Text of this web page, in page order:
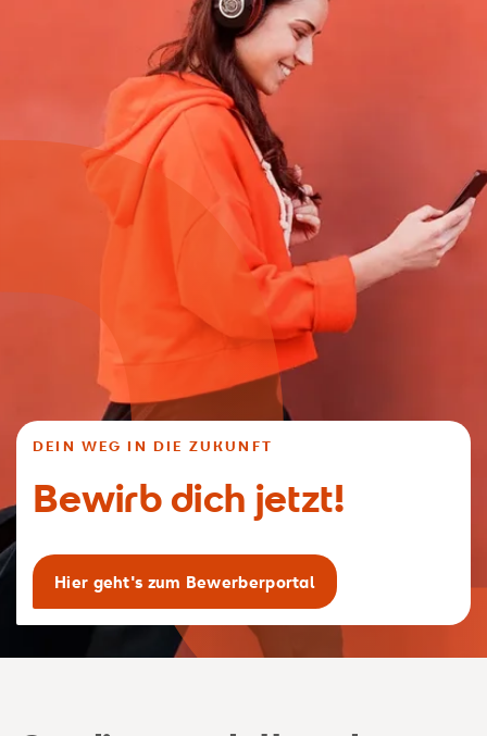
DEIN WEG IN DIE ZUKUNFT
Bewirb dich jetzt!
Hier geht's zum Bewerberportal